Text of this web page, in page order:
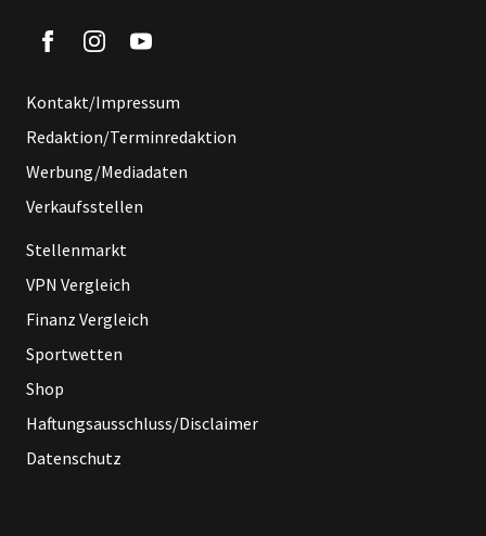
Kontakt/Impressum
Redaktion/Terminredaktion
Werbung/Mediadaten
Verkaufsstellen
Stellenmarkt
VPN Vergleich
Finanz Vergleich
Sportwetten
Shop
Haftungsausschluss/Disclaimer
Datenschutz